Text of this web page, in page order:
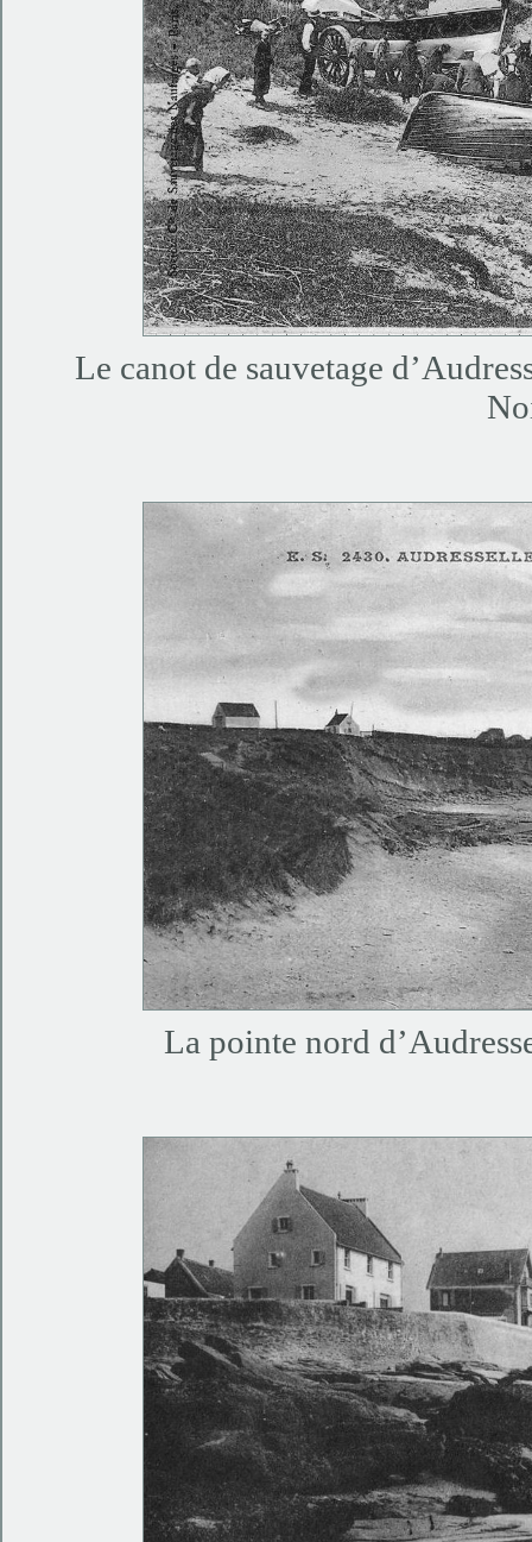
Le canot de sauvetage
La pointe nord